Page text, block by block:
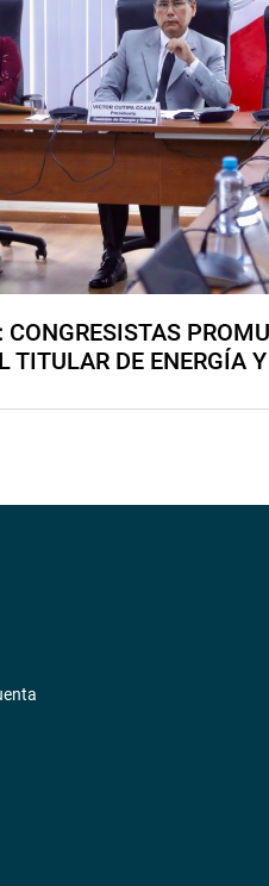
CONGRESISTAS
TITULAR DE ENERGÍA